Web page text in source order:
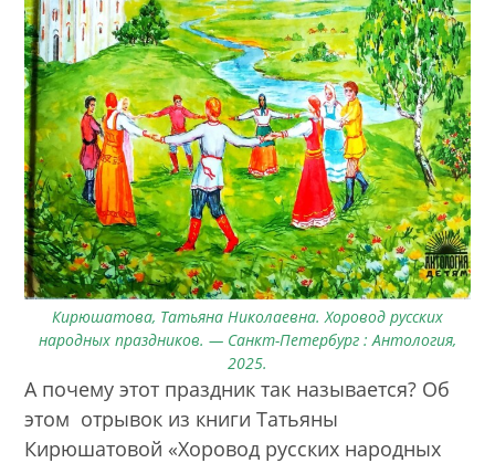
Кирюшатова, Татьяна Николаевна. Хоровод русских
народных праздников. — Санкт-Петербург : Антология,
2025.
А почему этот праздник так называется? Об
этом отрывок из книги Татьяны
Кирюшатовой «Хоровод русских народных